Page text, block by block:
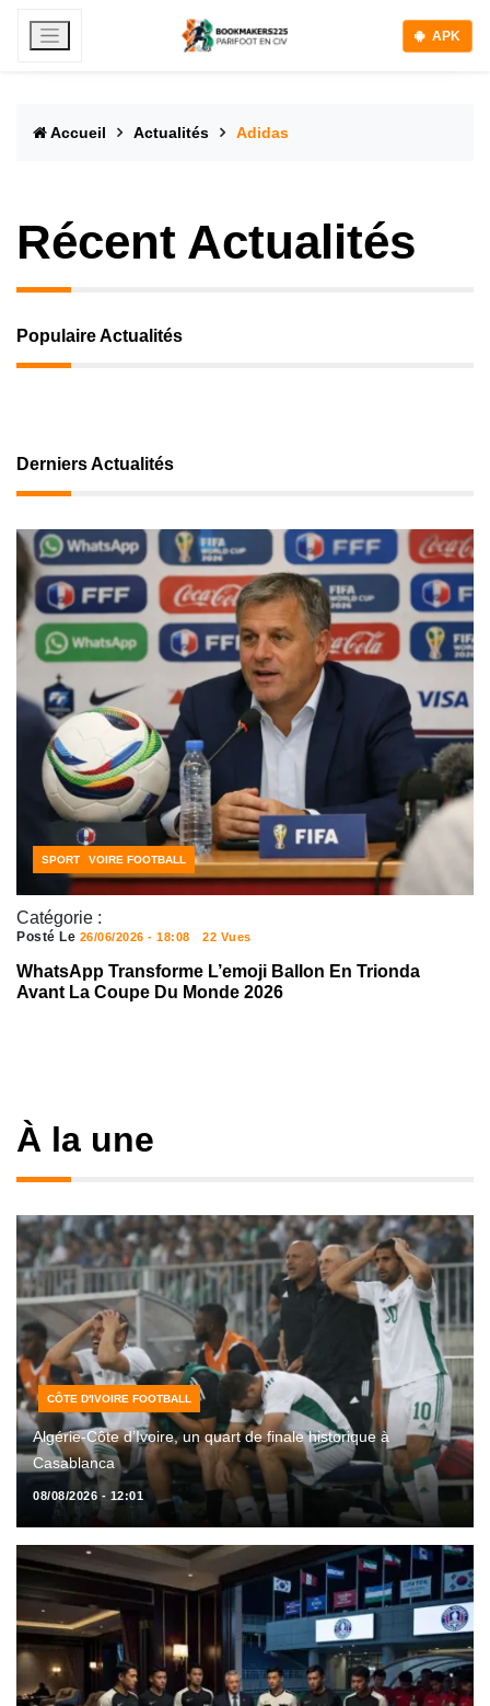
APK
Accueil Actualités Adidas
Récent Actualités
Populaire Actualités
Derniers Actualités
Catégorie :
CÔTE D'IVOIRE FOOTBALL
SPORT
Posté Le 26/06/2026 - 18:08 22 Vues
WhatsApp Transforme L’emoji Ballon En Trionda
Avant La Coupe Du Monde 2026
À la une
CÔTE D'IVOIRE FOOTBALL
Algérie-Côte d’Ivoire, un quart de finale historique à
Casablanca
08/08/2026 - 12:01